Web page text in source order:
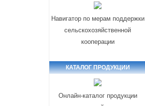
Навигатор по мерам поддержки
сельскохозяйственной
кооперации
КАТАЛОГ ПРОДУКЦИИ
Онлайн-каталог продукции